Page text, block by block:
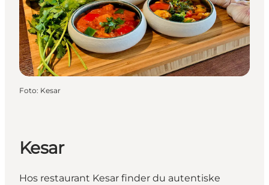
Foto: Kesar
Kesar
Hos restaurant Kesar finder du autentiske